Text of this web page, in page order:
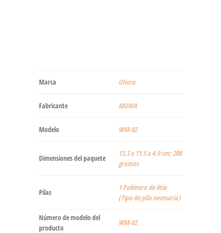
Marca ‎Uhuru
Fabricante ‎MUWA
Modelo ‎WM-02
Dimensiones del paquete
‎13.3 x 11.5 x 4.9 cm; 200
gramos
Pilas
‎1 Polímero de litio
(Tipo de pila necesaria)
Número de modelo del
producto
‎WM-02